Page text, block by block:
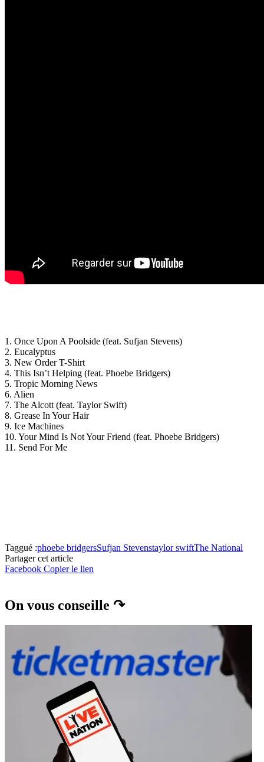
1. Once Upon A Poolside (feat. Sufjan Stevens)
2. Eucalyptus
3. New Order T-Shirt
4. This Isn’t Helping (feat. Phoebe Bridgers)
5. Tropic Morning News
6. Alien
7. The Alcott (feat. Taylor Swift)
8. Grease In Your Hair
9. Ice Machines
10. Your Mind Is Not Your Friend (feat. Phoebe Bridgers)
11. Send For Me
Taggué :phoebe bridgersSufjan Stevenstaylor swiftThe National
Partager cet article
Facebook Copier le lien
On vous conseille ↷